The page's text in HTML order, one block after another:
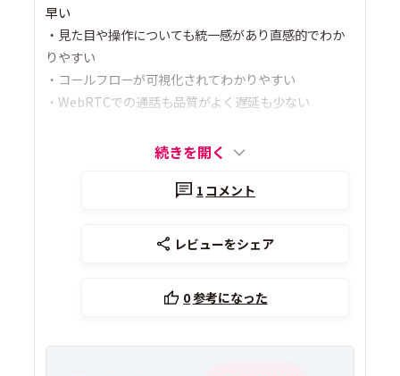
早い
・見た目や操作についても統一感があり直感的でわか
りやすい
・コールフローが可視化されてわかりやすい
・WebRTCでの通話も品質がよく遅延も少ない
続きを開く
1 コメント
レビューをシェア
0参考になった